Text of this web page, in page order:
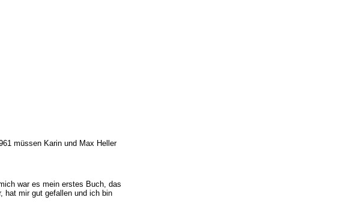
müssen Karin und Max Heller
war es mein erstes Buch, das
hat mir gut gefallen und ich bin